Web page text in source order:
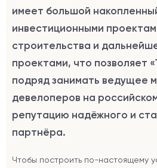
имеет большой
инвестиционными
строительства и
проектами, что позволяет
подряд занимать ведущее
девелоперов на
репутацию надёжного и
партнёра.
Чтобы построить по-настоящему